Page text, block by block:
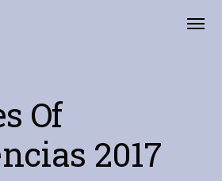
Of
2017